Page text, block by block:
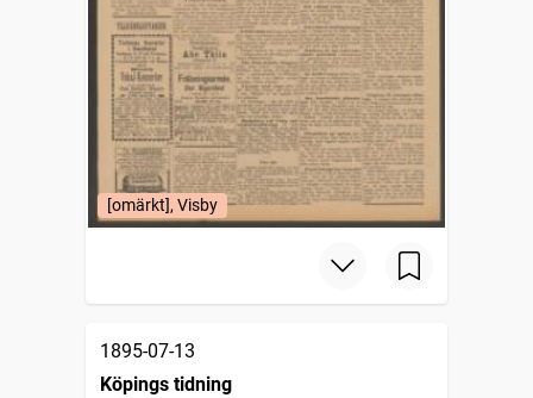
[omärkt], Visby
1895-07-13
Köpings tidning